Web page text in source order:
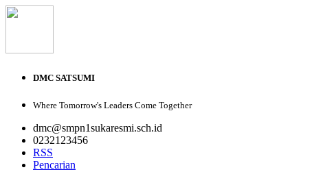
DMC SATSUMI
Where Tomorrow's Leaders Come Together
dmc@smpn1sukaresmi.sch.id
0232123456
RSS
Pencarian